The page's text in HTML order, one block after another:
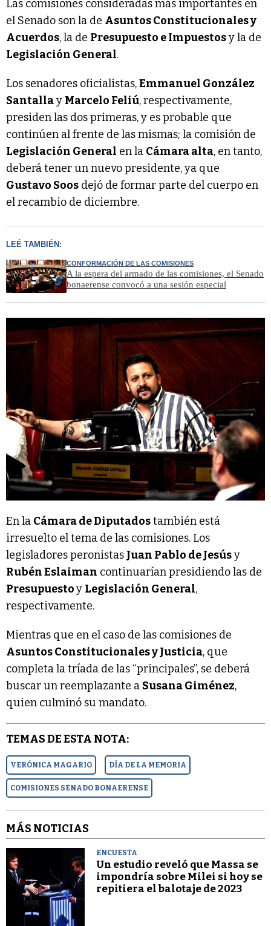
Las comisiones consideradas más importantes en
el Senado son la de Asuntos Constitucionales y
Acuerdos, la de Presupuesto e Impuestosy la de
Legislación General.
Los senadores oficialistas,Emmanuel González
Santallay Marcelo Feliú, respectivamente,
presiden las dos primeras, y es probable que
continúen al frente de las mismas; la comisión de
Legislación General en la Cámara alta, en tanto,
deberá tener un nuevo presidente, ya que
Gustavo Soos dejó de formar parte del cuerpo en
el recambio de diciembre.
LEÉ TAMBIÉN:
CONFORMACIÓN DE LAS COMISIONES
A la espera del armado de las comisiones, el Senado
bonaerense convocó a una sesión especial
En la Cámara de Diputadostambién está
irresuelto el tema de las comisiones. Los
legisladores peronistas Juan Pablo de Jesúsy
Rubén Eslaiman continuarían presidiendo las de
Presupuestoy Legislación General,
respectivamente.
Mientras que en el caso de las comisiones de
Asuntos Constitucionales y Justicia, que
completa la tríada de las “principales”, se deberá
buscar un reemplazante a Susana Giménez,
quien culminó su mandato.
TEMAS DE ESTA NOTA:
VERÓNICA MAGARIO DÍA DE LA MEMORIA
COMISIONES SENADO BONAERENSE
MÁS NOTICIAS
ENCUESTA
Un estudio reveló que Massa se
impondría sobre Milei si hoy se
repitiera el balotaje de 2023